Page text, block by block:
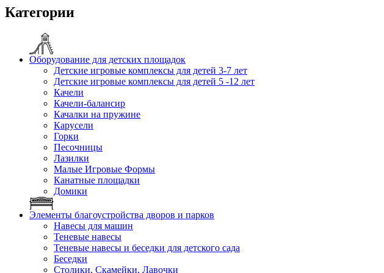
Категории
Оборудование для детских площадок
Детские игровые комплексы для детей 3-7 лет
Детские игровые комплексы для детей 5 -12 лет
Качели
Качели-балансир
Качалки на пружине
Карусели
Горки
Песочницы
Лазилки
Малые Игровые Формы
Канатные площадки
Домики
Элементы благоустройства дворов и парков
Навесы для машин
Теневые навесы
Теневые навесы и беседки для детского сада
Беседки
Столики, Скамейки, Лавочки